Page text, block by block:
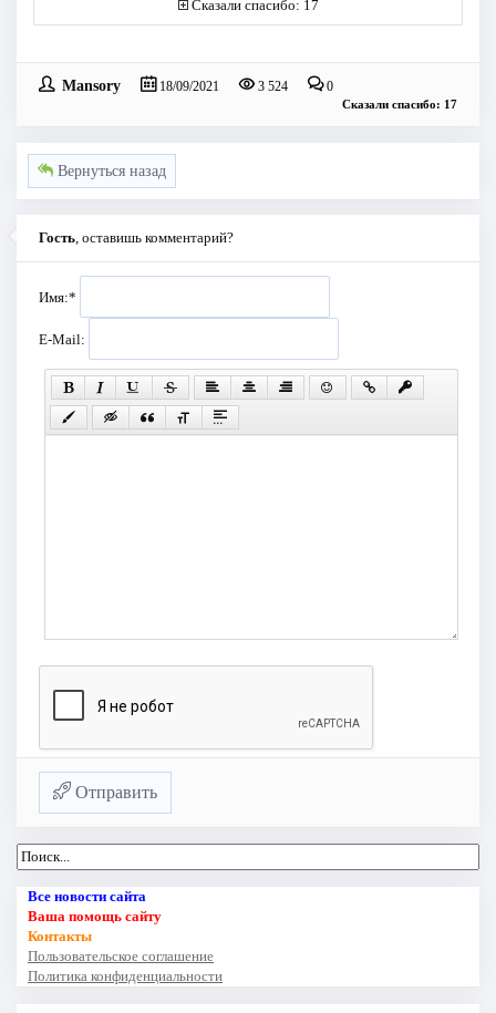
Сказали спасибо: 17
Mansory 18/09/2021 3 524 0
Сказали спасибо: 17
Вернуться назад
Гость, оставишь комментарий?
Имя:*
E-Mail:
Отправить
Все новости сайта
Ваша помощь сайту
Контакты
Пользовательское соглашение
Политика конфиденциальности